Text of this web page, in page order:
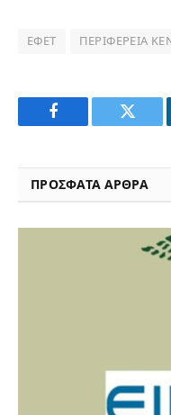
ΕΦΕΤ ΠΕΡΙΦΈΡΕΙΑ
Facebook
ΠΡΟΣΦΑΤΑ ΑΡΘΡΑ